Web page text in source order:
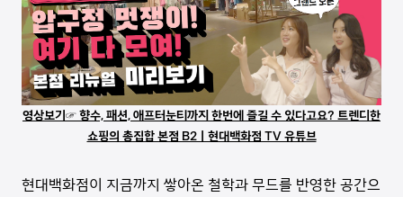
영상보기☞ 향수, 패션, 애프터눈티까지 한번에 즐길 수 있다고요? 트렌디한
쇼핑의 총집합 본점 B2ㅣ현대백화점 TV 유튜브
현대백화점이 지금까지 쌓아온 철학과 무드를 반영한 공간으